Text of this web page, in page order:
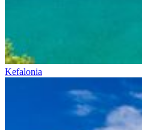
Kefalonia